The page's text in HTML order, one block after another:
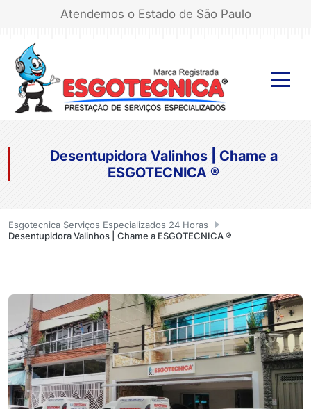
Atendemos o Estado de São Paulo
Desentupidora Valinhos | Chame a
ESGOTECNICA ®
Esgotecnica Serviços Especializados 24 Horas
Desentupidora Valinhos | Chame a ESGOTECNICA ®